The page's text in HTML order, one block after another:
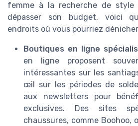
femme à la recherche de
dépasser son budget, voici
endroits où vous pourriez
Boutiques en ligne
en ligne proposent
intéressantes sur les
œil sur les périodes de
aux newsletters pour
exclusives. Des sites
chaussures, comme Boohoo,